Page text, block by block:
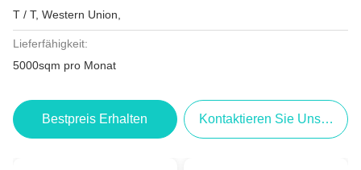
T / T, Western Union,
Lieferfähigkeit:
5000sqm pro Monat
Bestpreis Erhalten Kontaktieren Sie Uns Jetzt